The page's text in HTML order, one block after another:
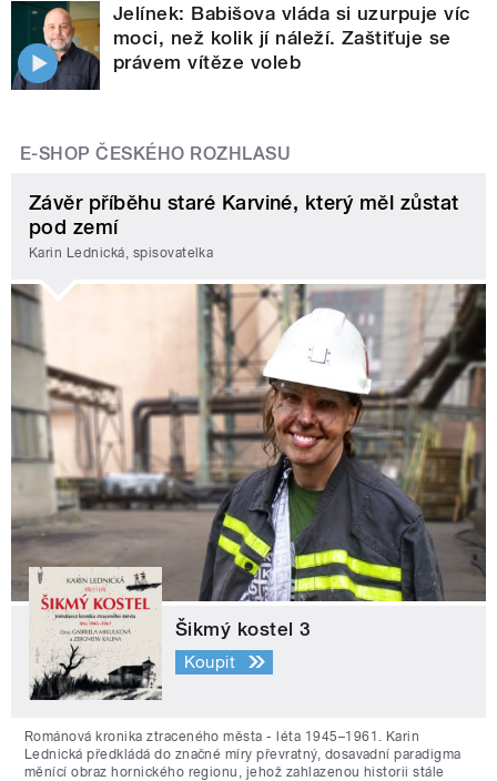
Jelínek: Babišova vláda si uzurpuje víc
moci, než kolik jí náleží. Zaštiťuje se
právem vítěze voleb
E-SHOP ČESKÉHO ROZHLASU
Závěr příběhu staré Karviné, který měl zůstat
pod zemí
Karin Lednická, spisovatelka
Šikmý kostel 3
Koupit
Románová kronika ztraceného města - léta 1945–1961. Karin
Lednická předkládá do značné míry převratný, dosavadní paradigma
měnící obraz hornického regionu, jehož zahlazenou historii stále